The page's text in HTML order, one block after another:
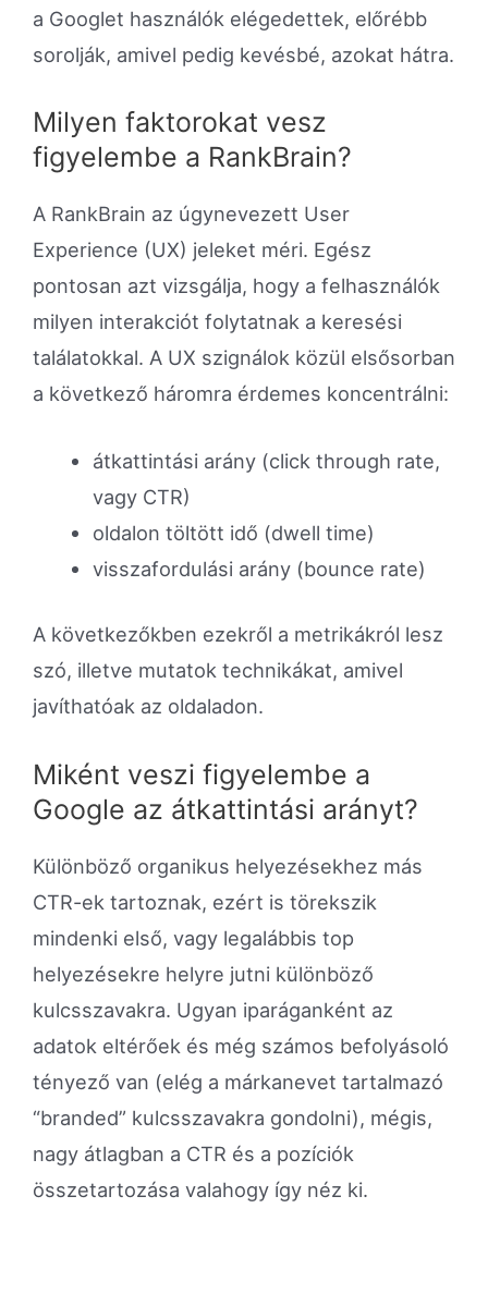
a Googlet használók elégedettek, előrébb
sorolják, amivel pedig kevésbé, azokat hátra.
Milyen faktorokat vesz
figyelembe a RankBrain?
A RankBrain az úgynevezett User
Experience (UX) jeleket méri. Egész
pontosan azt vizsgálja, hogy a felhasználók
milyen interakciót folytatnak a keresési
találatokkal. A UX szignálok közül elsősorban
a következő háromra érdemes koncentrálni:
átkattintási arány (click through rate,
vagy CTR)
oldalon töltött idő (dwell time)
visszafordulási arány (bounce rate)
A következőkben ezekről a metrikákról lesz
szó, illetve mutatok technikákat, amivel
javíthatóak az oldaladon.
Miként veszi figyelembe a
Google az átkattintási arányt?
Különböző organikus helyezésekhez más
CTR-ek tartoznak, ezért is törekszik
mindenki első, vagy legalábbis top
helyezésekre helyre jutni különböző
kulcsszavakra. Ugyan iparáganként az
adatok eltérőek és még számos befolyásoló
tényező van (elég a márkanevet tartalmazó
“branded” kulcsszavakra gondolni), mégis,
nagy átlagban a CTR és a pozíciók
összetartozása valahogy így néz ki.